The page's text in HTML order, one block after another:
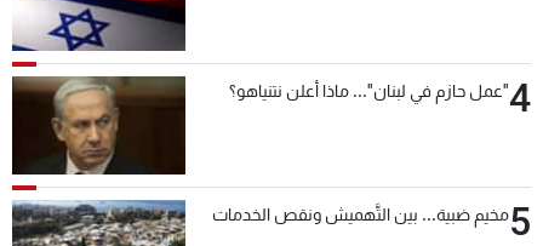
4"عمل حازم في لبنان"... ماذا أعلن نتنياهو؟
5مخيم ضبية... بين التَّهميش ونقص الخدمات